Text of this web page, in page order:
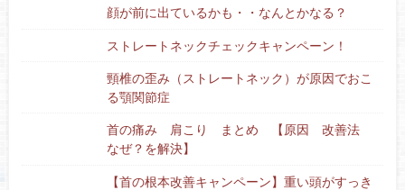
顔が前に出ているかも・・なんとかなる？
ストレートネックチェックキャンペーン！
頸椎の歪み（ストレートネック）が原因でおこ
る顎関節症
首の痛み 肩こり まとめ 【原因 改善法
なぜ？を解決】
【首の根本改善キャンペーン】重い頭がすっき